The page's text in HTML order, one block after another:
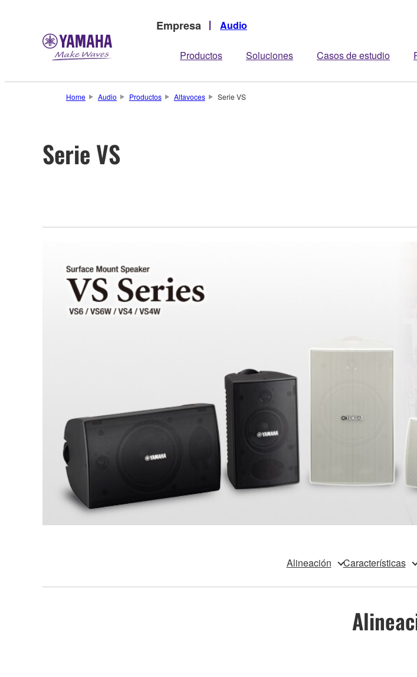
Empresa Audio
Productos Soluciones Casos de estudio
Home Audio Productos Altavoces Serie VS
Serie VS
Alineación Características